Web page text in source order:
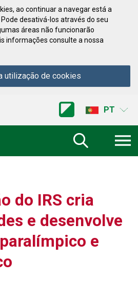
ao continuar a navegar está a
desativá-los através do seu
áreas não funcionarão
informações consulte a nossa
utilização de cookies
PT
do IRS cria
e desenvolve
e